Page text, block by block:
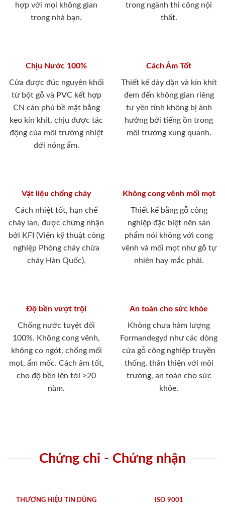
hợp với mọi không gian
trong nhà bạn.
trong ngành thi công nội
thất.
Chịu Nước 100%
Cửa được đúc nguyên khối
từ bột gỗ và PVC kết hợp
CN cán phủ bề mặt bằng
keo kín khít, chịu được tác
động của môi trường nhiệt
đới nóng ẩm.
Cách Âm Tốt
Thiết kế dày dặn và kín khít
đem đến không gian riêng
tư yên tĩnh không bị ảnh
hưởng bới tiếng ồn trong
môi trường xung quanh.
Vật liệu chống cháy
Cách nhiệt tốt, hạn chế
cháy lan, được chứng nhận
bởi KFI (Viện kỹ thuật công
nghiệp Phòng cháy chữa
cháy Hàn Quốc).
Không cong vênh mối mọt
Thiết kế bằng gỗ công
nghiệp đặc biệt nên sản
phẩm nói không với cong
vênh và mối mọt như gỗ tự
nhiên hay mắc phải.
Độ bền vượt trội
Chống nước tuyệt đối
100%. Không cong vênh,
không co ngót, chống mối
mọt, ẩm mốc. Cách âm tốt,
cho độ bền lên tới >20
năm.
An toàn cho sức khỏe
Không chưa hàm lượng
Formandegyd như các dòng
cửa gỗ công nghiệp truyền
thống, thân thiện với môi
trường, an toàn cho sức
khỏe.
Chứng chỉ - Chứng nhận
THƯƠNG HIỆU TIN DÙNG
ISO 9001